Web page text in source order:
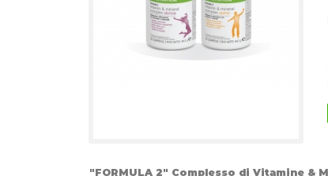
"FORMULA 2" Complesso di Vitamine &